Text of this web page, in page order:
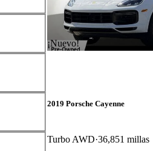
¡Nuevo!
2019 Porsche Cayenne
Turbo AWD 36,851 millas